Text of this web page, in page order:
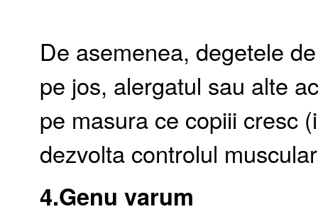
De asemenea, degetele
pe jos, alergatul sau alte
pe masura ce copiii cresc
dezvolta controlul
4.Genu varum